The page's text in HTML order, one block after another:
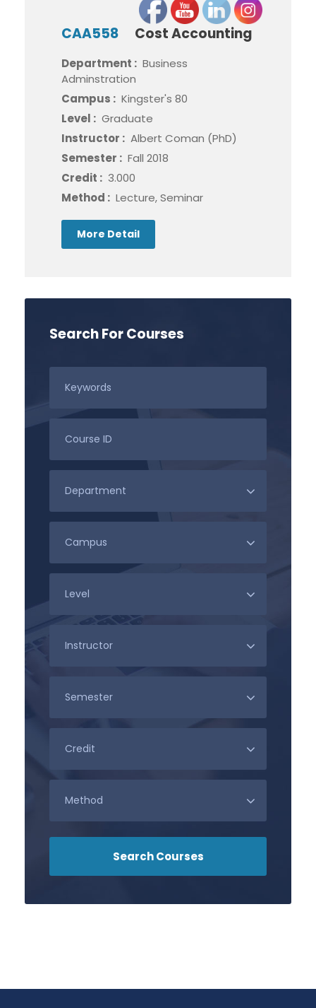
CAA558 Cost Accounting
Department : Business
Adminstration
Campus : Kingster's 80
Level : Graduate
Instructor : Albert Coman (PhD)
Semester : Fall 2018
Credit : 3.000
Method : Lecture, Seminar
More Detail
Search For Courses